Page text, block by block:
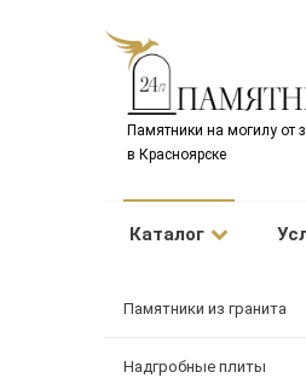
Памятники на могилу от
в Красноярске
Каталог
Памятники из гранита
Надгробные плиты